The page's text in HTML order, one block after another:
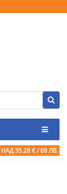
НАД 35.28 € / 69 ЛВ.